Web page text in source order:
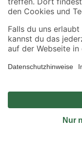
Alle Preisangaben in EUR inkl.
Umständen nicht in allen
Produkte nur solange der Vorrat
*Paketversand ab 59 €
Nutzungsbedingungen